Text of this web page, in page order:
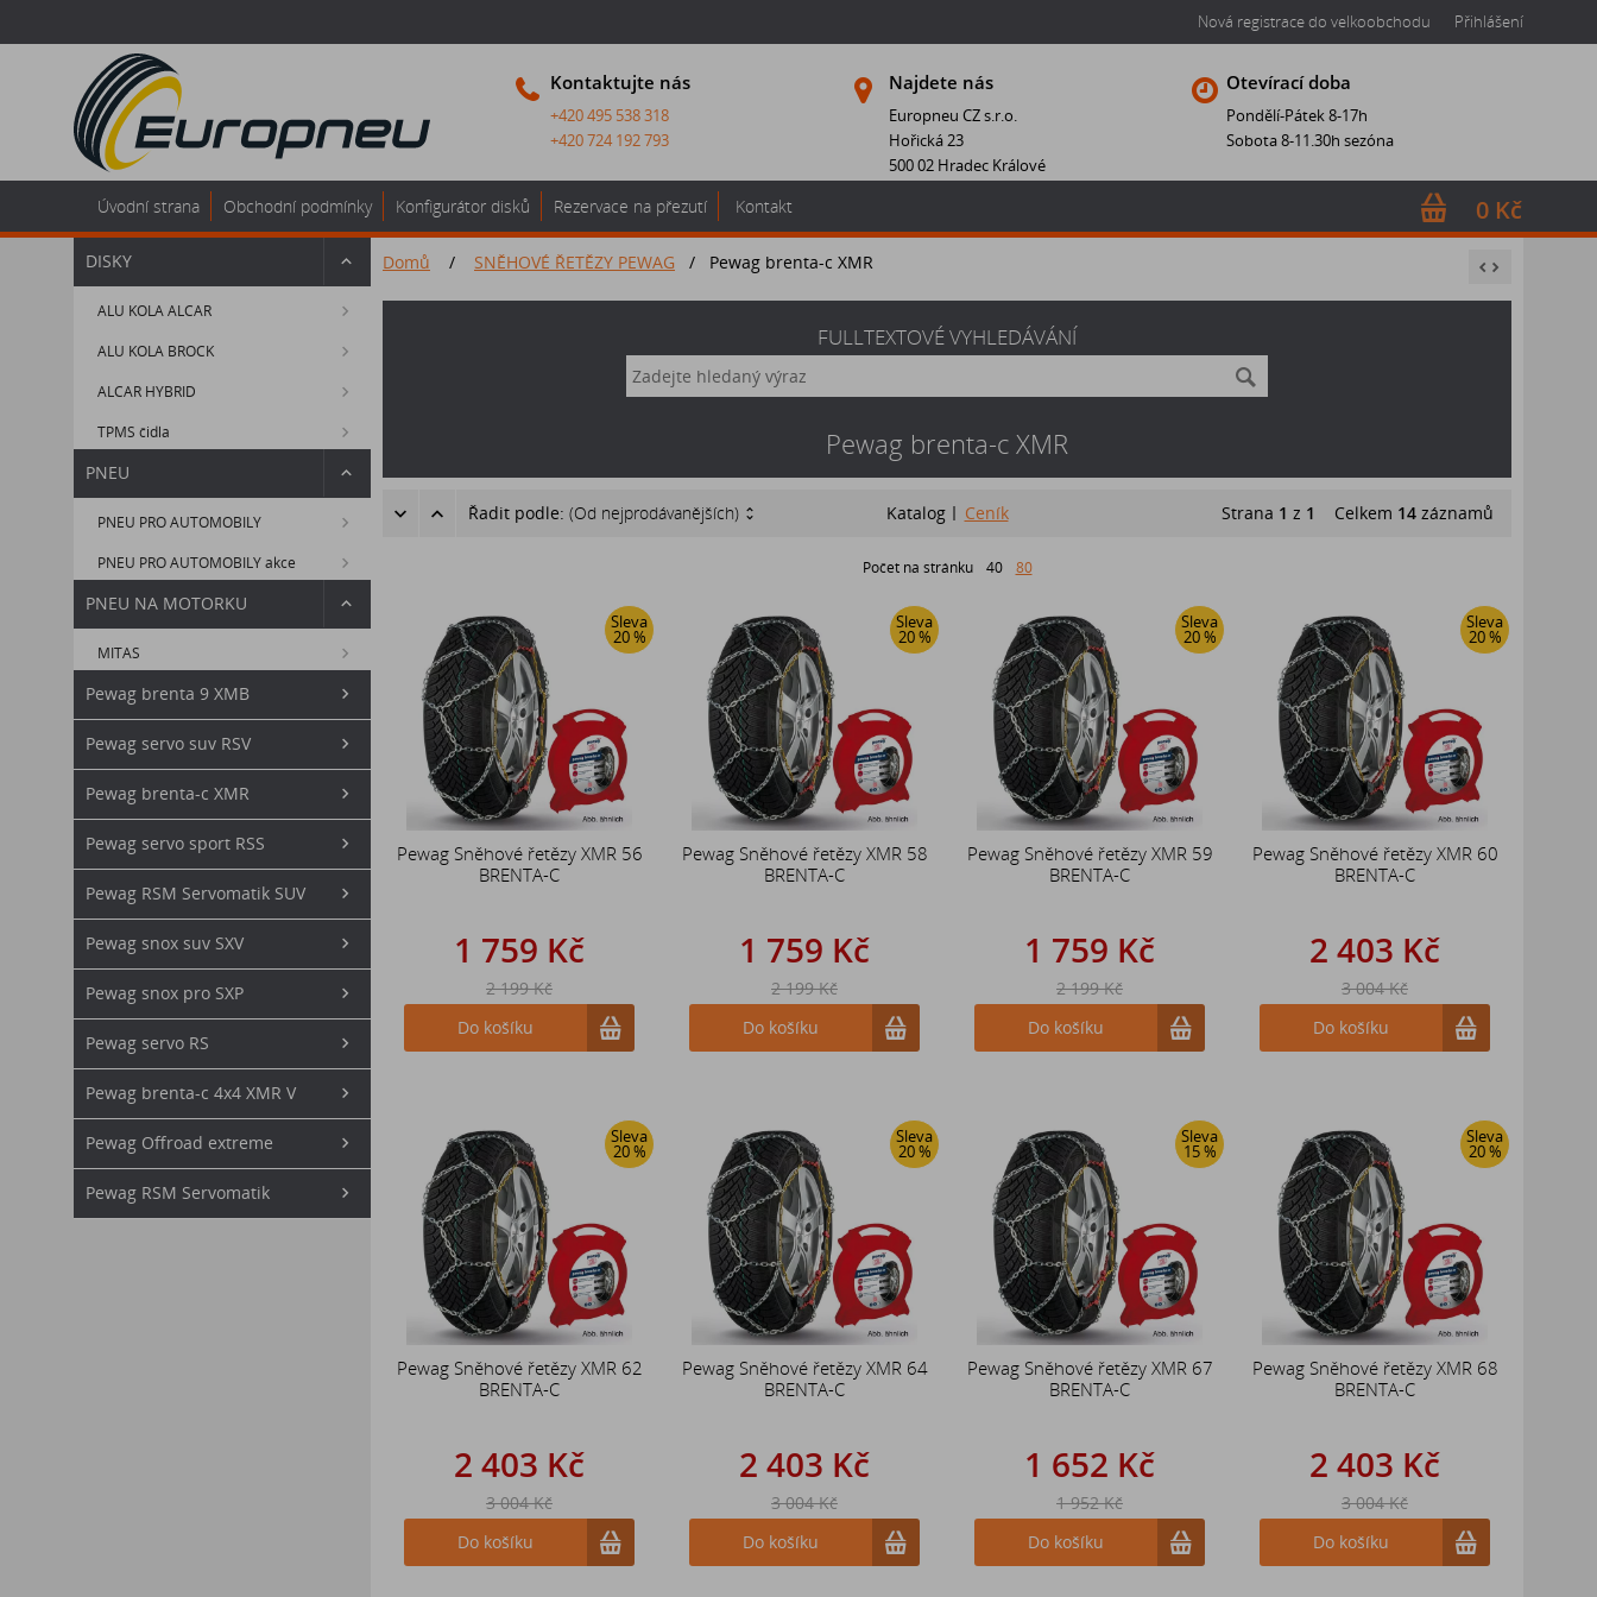
Nová registrace do velkoobchodu Přihlášení
Kontaktujte nás
+420 495 538 318
+420 724 192 793
Najdete nás
Europneu CZ s.r.o.
Hořická 23
500 02 Hradec Králové
Otevírací doba
Pondělí-Pátek 8-17h
Sobota 8-11.30h sezóna
0 Kč
Úvodní strana Obchodní podmínky Konfigurátor disků Rezervace na přezutí Kontakt
DISKY
ALU KOLA ALCAR
ALU KOLA BROCK
ALCAR HYBRID
TPMS čidla
PNEU
PNEU PRO AUTOMOBILY
PNEU PRO AUTOMOBILY akce
PNEU NA MOTORKU
MITAS
Pewag brenta 9 XMB
Pewag servo suv RSV
Pewag brenta-c XMR
Pewag servo sport RSS
Pewag RSM Servomatik SUV
Pewag snox suv SXV
Pewag snox pro SXP
Pewag servo RS
Pewag brenta-c 4x4 XMR V
Pewag Offroad extreme
Pewag RSM Servomatik
Domů / SNĚHOVÉ ŘETĚZY PEWAG / Pewag brenta-c XMR
FULLTEXTOVÉ VYHLEDÁVÁNÍ
Pewag brenta-c XMR
Řadit podle: (Od nejprodávanějších) Katalog Ceník Strana 1 z 1 Celkem 14 záznamů
Počet na stránku 40 80
Sleva
20 %
Pewag Sněhové řetězy XMR 56
BRENTA-C
1 759 Kč
2 199 Kč
Do košíku
Sleva
20 %
Pewag Sněhové řetězy XMR 58
BRENTA-C
1 759 Kč
2 199 Kč
Do košíku
Sleva
20 %
Pewag Sněhové řetězy XMR 59
BRENTA-C
1 759 Kč
2 199 Kč
Do košíku
Sleva
20 %
Pewag Sněhové řetězy XMR 60
BRENTA-C
2 403 Kč
3 004 Kč
Do košíku
Sleva
20 %
Pewag Sněhové řetězy XMR 62
BRENTA-C
2 403 Kč
3 004 Kč
Do košíku
Sleva
20 %
Pewag Sněhové řetězy XMR 64
BRENTA-C
2 403 Kč
3 004 Kč
Do košíku
Sleva
15 %
Pewag Sněhové řetězy XMR 67
BRENTA-C
1 652 Kč
1 952 Kč
Do košíku
Sleva
20 %
Pewag Sněhové řetězy XMR 68
BRENTA-C
2 403 Kč
3 004 Kč
Do košíku